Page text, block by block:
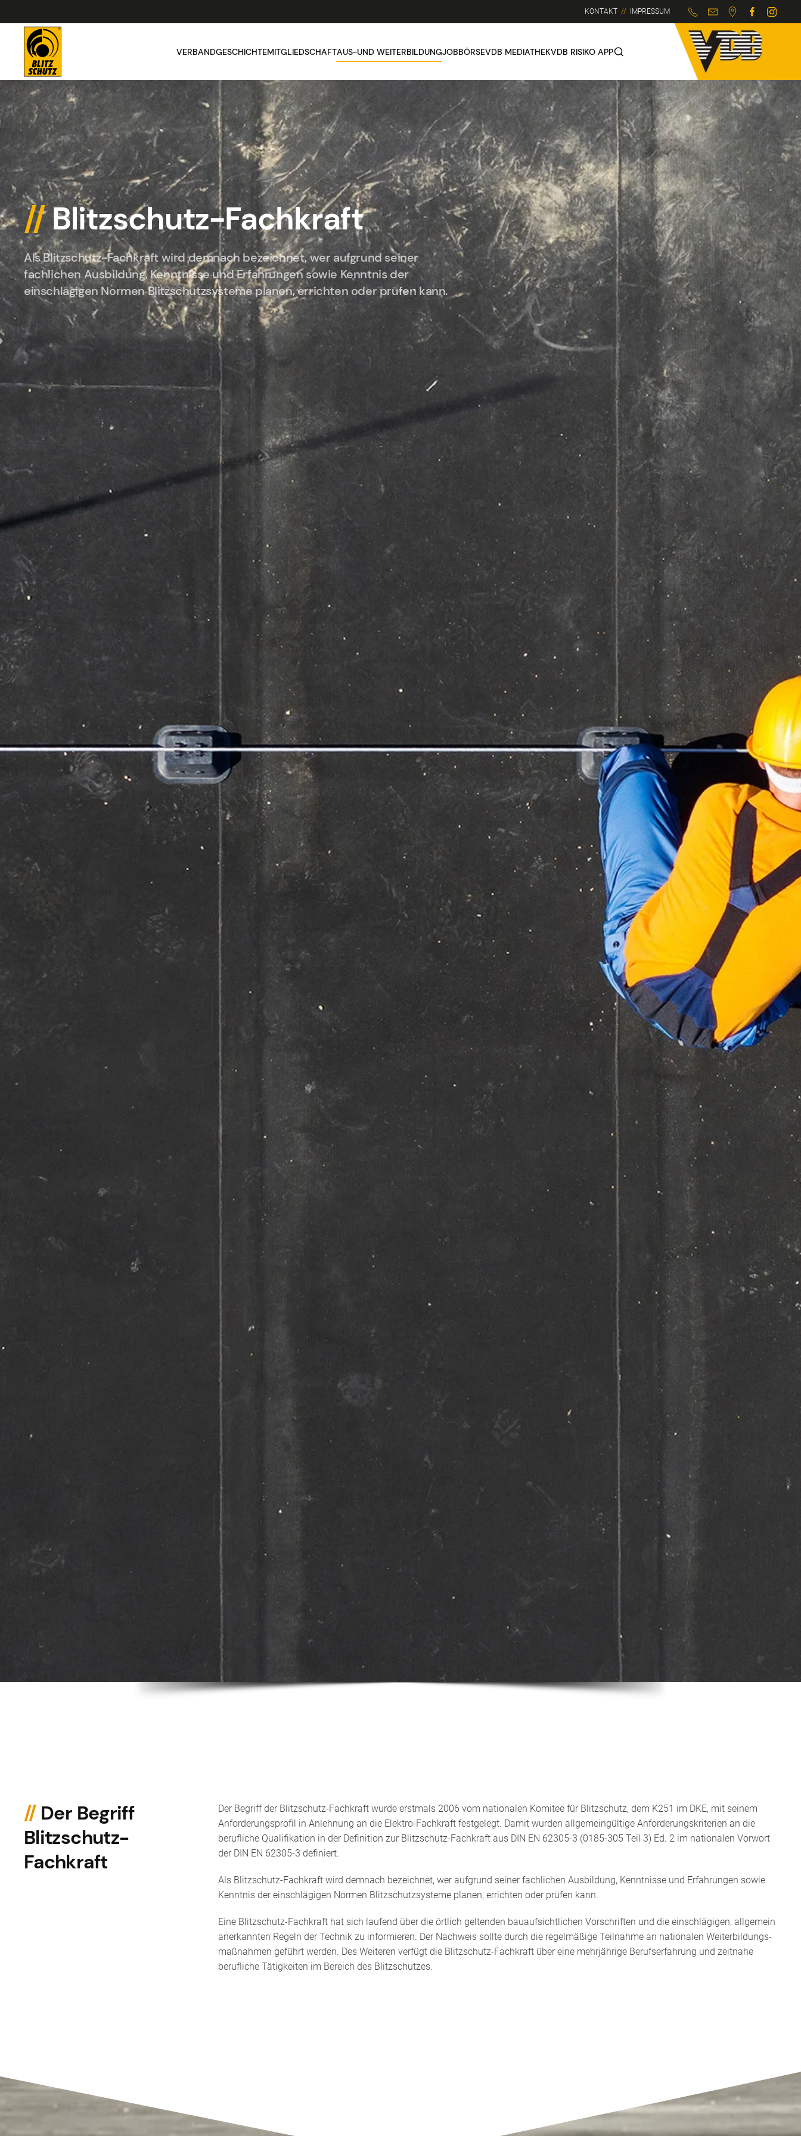
KONTAKT // IMPRESSUM
VERBANDGESCHICHTEMITGLIEDSCHAFTAUS-UND WEITERBILDUNGJOBBÖRSEVDB MEDIATHEKVDB RISIKO APP
//Blitzschutz-Fachkraft
Als Blitzschutz-Fachkraft wird demnach bezeichnet, wer aufgrund seiner
fachlichen Ausbildung, Kenntnisse und Erfahrungen sowie Kenntnis der
einschlägigen Normen Blitzschutzsysteme planen, errichten oder prüfen kann.
//Der Begriff
Blitzschutz-
Fachkraft
Der Begriff der Blitzschutz-Fachkraft wurde erstmals 2006 vom na­tionalen Komitee für Blitzschutz, dem K251 im DKE, mit seinem
Anforderungsprofil in Anlehnung an die Elektro-Fachkraft festgelegt. Damit wurden all­gemeingültige Anforderungskriterien an die
berufliche Qualifikation in der Definition zur Blitzschutz-Fachkraft aus DIN EN 62305-3 (0185-305 Teil 3) Ed. 2 im na­tionalen Vorwort
der DIN EN 62305-3 definiert.
Als Blitzschutz-Fachkraft wird demnach bezeichnet, wer aufgrund seiner fachlichen Ausbildung, Kenntnisse und Erfahrungen sowie
Kenntnis der einschlägigen Normen Blitzschutzsysteme planen, errichten oder prüfen kann.
Eine Blitzschutz-Fachkraft hat sich laufend über die örtlich geltenden bauaufsichtlichen Vorschriften und die einschlägigen, allgemein
anerkannten Regeln der Technik zu informieren. Der Nachweis sollte durch die regelmäßige Teilnahme an nationalen Weiterbildungs­
maßnahmen geführt werden. Des Weiteren verfügt die Blitzschutz-Fachkraft über eine mehrjährige Berufser­fahrung und zeitnahe
berufliche Tätigkeiten im Bereich des Blitzschutzes.